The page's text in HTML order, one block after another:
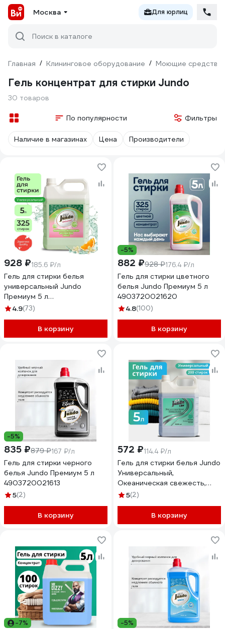
Москва Для юрлиц
Поиск в каталоге
Главная / Клининговое оборудование / Моющие средства
Гель концентрат для стирки Jundo
30 товаров
По популярности Фильтры
Наличие в магазинах Цена Производители
928 ₽185.6 ₽/л
Гель для стирки белья
универсальный Jundo
Премиум 5 л
4903720021637
4.9(73)
В корзину
-5%
882 ₽928 ₽176.4 ₽/л
Гель для стирки цветного
белья Jundo Премиум 5 л
4903720021620
4.8(100)
В корзину
-5%
835 ₽879 ₽167 ₽/л
Гель для стирки черного
белья Jundo Премиум 5 л
4903720021613
5(2)
В корзину
572 ₽114.4 ₽/л
Гель для стирки белья Jundo
Универсальный,
Океаническая свежесть,
концентрированный, 5 л 200
5(2)
В корзину
-7% -5%